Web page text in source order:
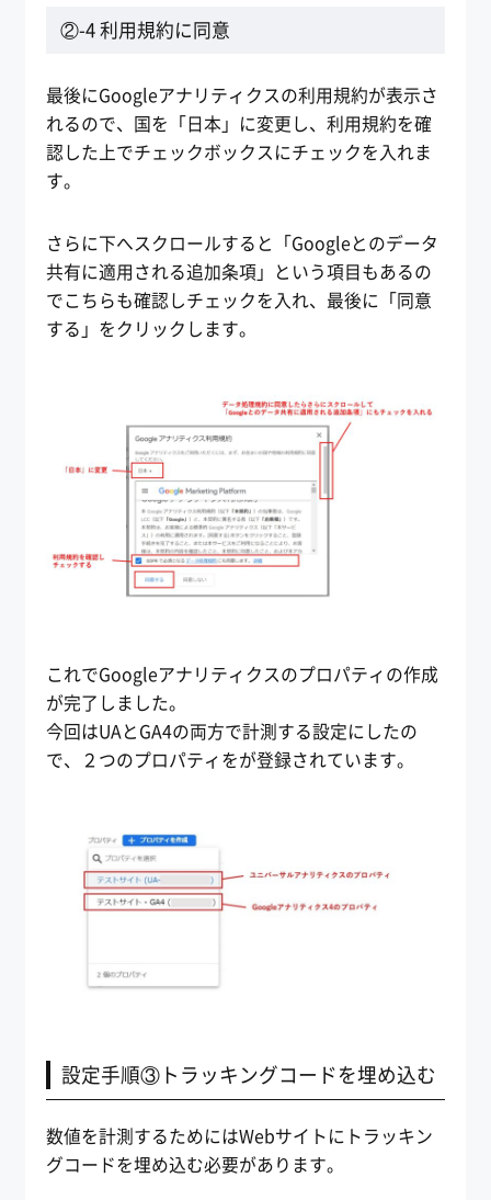
②-4 利用規約に同意
最後にGoogleアナリティクスの利用規約が表示さ
れるので、国を「日本」に変更し、利用規約を確
認した上でチェックボックスにチェックを入れま
す。
さらに下へスクロールすると「Googleとのデータ
共有に適用される追加条項」という項目もあるの
でこちらも確認しチェックを入れ、最後に「同意
する」をクリックします。
これでGoogleアナリティクスのプロパティの作成
が完了しました。
今回はUAとGA4の両方で計測する設定にしたの
で、２つのプロパティをが登録されています。
設定手順③トラッキングコードを埋め込む
数値を計測するためにはWebサイトにトラッキン
グコードを埋め込む必要があります。